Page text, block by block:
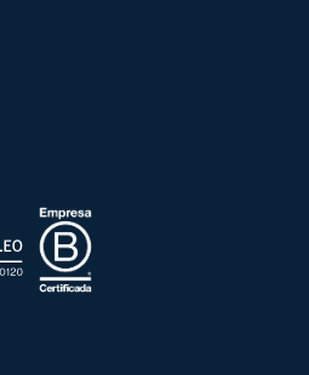
reconocidos los
se explica en la